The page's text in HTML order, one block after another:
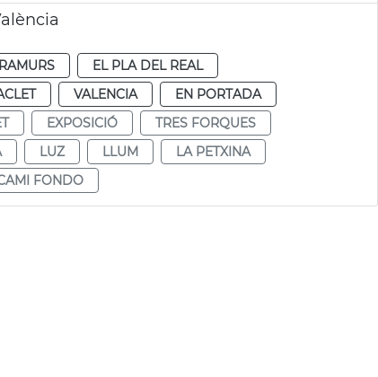
EL PLA DEL REAL
VALENCIA
EN PORTADA
EXPOSICIÓ
TRES FORQUES
LUZ LLUM
LA PETXINA
FONDO